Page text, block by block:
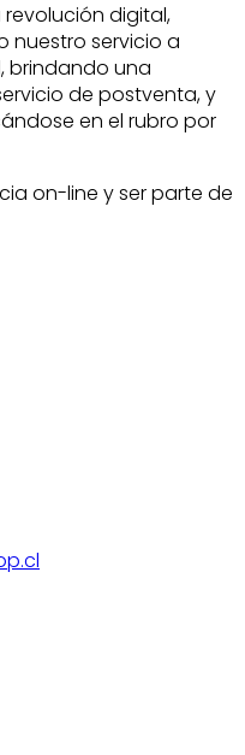
revolución digital,
nuestro servicio a
brindando una
de postventa, y
en el rubro por
on-line y ser parte de